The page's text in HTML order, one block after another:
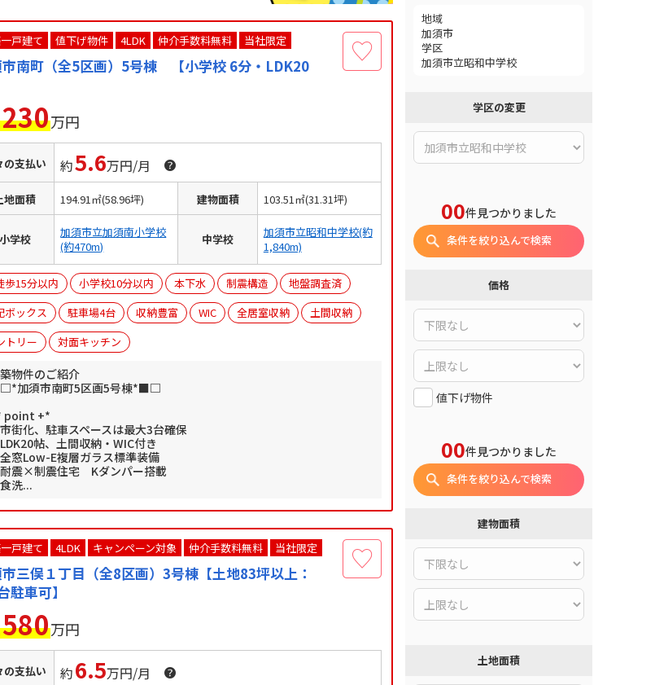
戸建て 値下げ物件 4LDK 仲介手数料無料 当社限定
市南町（全5区画）5号棟 【小学校 6分・LDK20
万円
の支払い 約5.6万円/月
地面積 194.91㎡(58.96坪) 建物面積 103.51㎡(31.31坪)
小学校
加須市立加須南小学校
(約470m)
中学校
加須市立昭和中学校(約
1,840m)
歩15分以内 小学校10分以内 本下水 制震構造
地盤調査済
ボックス
駐車場4台 収納豊富 WIC 全居室収納
土間収納
トリー
対面キッチン
物件のご紹介
加須市南町5区画5号棟*■□
point +*
街化、駐車スペースは最大3台確保
帖、土間収納・WIC付き
窓Low-E複層ガラス標準装備
震×制震住宅 Kダンパー搭載
洗...
戸建て 4LDK キャンペーン対象 仲介手数料無料 当社限定
三俣１丁目（全8区画）3号棟【土地83坪以上：
駐車可】
万円
の支払い 約6.5万円/月
地域
加須市
学区
加須市立昭和中学校
学区の変更
00件見つかりました
条件を絞り込んで検索
価格
値下げ物件
00件見つかりました
条件を絞り込んで検索
建物面積
土地面積